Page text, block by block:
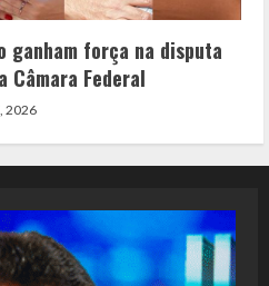
ganham força na disputa
Câmara Federal
2026